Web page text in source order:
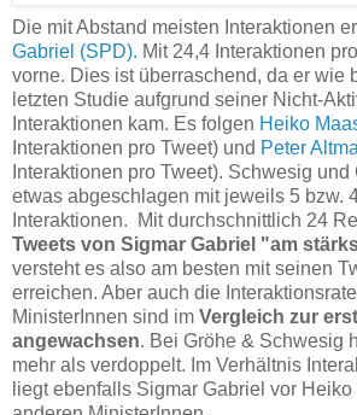
Die mit Abstand meisten Interaktionen
Gabriel (SPD). Mit 24,4 Interaktionen
vorne. Dies ist überraschend, da er wie
letzten Studie aufgrund seiner Nicht-
Interaktionen kam. Es folgen Heiko
Interaktionen pro Tweet) und Peter
Interaktionen pro Tweet). Schwesig
etwas abgeschlagen mit jeweils 5 bzw.
Interaktionen. Mit durchschnittlich 24
Tweets von Sigmar Gabriel "am
versteht es also am besten mit seinen
erreichen. Aber auch die
MinisterInnen sind im Vergleich zur
angewachsen. Bei Gröhe & Schwesig
mehr als verdoppelt. Im Verhältnis
liegt ebenfalls Sigmar Gabriel vor